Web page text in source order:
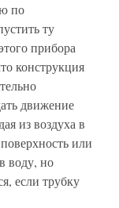
по
ту
прибора
конструкция
движение
из воздуха в
или
воду, но
если трубку